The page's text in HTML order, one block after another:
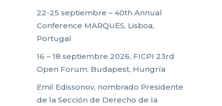
22-25 septiembre – 40th Annual
Conference MARQUES, Lisboa,
Portugal
16 – 18 septiembre 2026, FICPI 23rd
Open Forum, Budapest, Hungría
Emil Edissonov, nombrado Presidente
de la Sección de Derecho de la